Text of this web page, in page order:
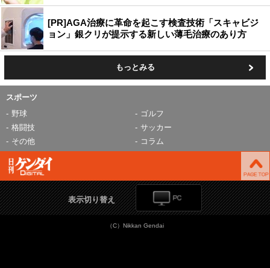
[PR]AGA治療に革命を起こす検査技術「スキャビジ
ョン」銀クリが提示する新しい薄毛治療のあり方
もっとみる
スポーツ
野球
ゴルフ
格闘技
サッカー
その他
コラム
表示切り替え
（C）Nikkan Gendai